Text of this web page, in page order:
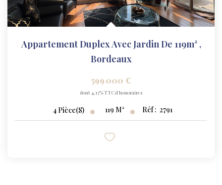
Appartement Duplex Avec Jardin De 119m² ,
Bordeaux
599 000 €
dont 4,17% TTC d'honoraires
4 Pièce(s) 119 M² Réf : 2791